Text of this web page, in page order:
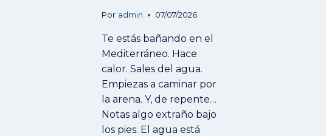
Por admin 07/07/2026
Te estás bañando en el
Mediterráneo. Hace
calor. Sales del agua.
Empiezas a caminar por
la arena. Y, de repente…
Notas algo extraño bajo
los pies. El agua está